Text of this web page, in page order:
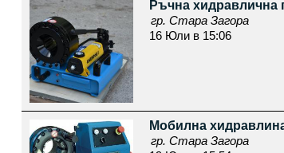
Ръчна хидравлична
гр. Стара Загора
16 Юли в 15:06
Мобилна
гр. Стара Загора